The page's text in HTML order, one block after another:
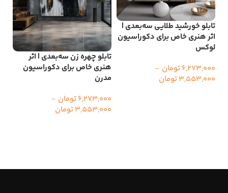
تابلو خورشید طلایی سه‌بعدی |
اثر هنری خاص برای دکوراسیون
لوکس
6,273,000تومان –
3,553,000تومان
تابلو چهره زن سه‌بعدی | اثر
هنری خاص برای دکوراسیون
مدرن
6,273,000تومان –
3,553,000تومان